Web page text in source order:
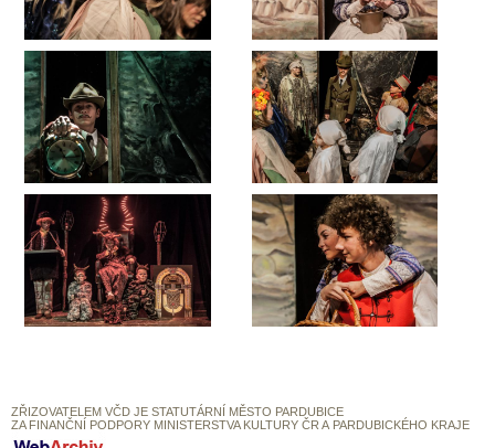
ZŘIZOVATELEM VČD JE STATUTÁRNÍ MĚSTO PARDUBICE
ZA FINANČNÍ PODPORY MINISTERSTVA KULTURY ČR A PARDUBICKÉHO KRAJE